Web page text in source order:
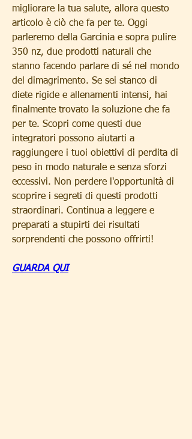
migliorare la tua salute, allora questo
articolo è ciò che fa per te. Oggi
parleremo della Garcinia e sopra pulire
350 nz, due prodotti naturali che
stanno facendo parlare di sé nel mondo
del dimagrimento. Se sei stanco di
diete rigide e allenamenti intensi, hai
finalmente trovato la soluzione che fa
per te. Scopri come questi due
integratori possono aiutarti a
raggiungere i tuoi obiettivi di perdita di
peso in modo naturale e senza sforzi
eccessivi. Non perdere l'opportunità di
scoprire i segreti di questi prodotti
straordinari. Continua a leggere e
preparati a stupirti dei risultati
sorprendenti che possono offrirti!
GUARDA QUI